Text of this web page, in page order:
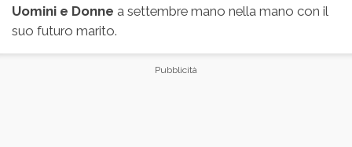
Uomini e Donne a settembre mano nella mano con il
suo futuro marito.